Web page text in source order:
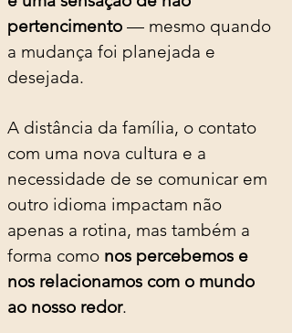
pertencimento — mesmo quando
a mudança foi planejada e
desejada.
A distância da família, o contato
com uma nova cultura e a
necessidade de se comunicar em
outro idioma impactam não
apenas a rotina, mas também a
forma como nos percebemos e
nos relacionamos com o mundo
ao nosso redor.